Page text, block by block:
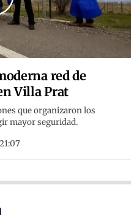
red de
Villa Prat
que organizaron los
mayor seguridad.